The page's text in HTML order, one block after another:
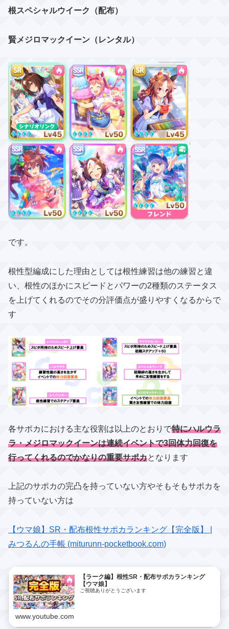
根スペシャルウイーク（配布）
賢メジロマックイーン（レンタル）
です。
根性型編成にした理由としては根性練習は他の練習と違
い、根性のほかにスピードとパワーの2種類のステータス
を上げてくれるのでその分評価点が盛りやすくなるからで
す
各サポカにおける主な役割は以上のとおりで特にハルウラ
ラ・メジロマックイーンは連続イベントで3回体力回復を
行ってくれるのでかなりの重要サポカとなります
上記のサポカの完凸を持っていない方やそもそもサポカを
持っていない方は
【ウマ娘】SR・配布根性サポカランキング【完全版】 |
みつるんの手帳 (miturunn-pocketbook.com)
【ラーク編】根性SR・配布サポカランキング
【ウマ娘】
ご視聴ありがとうございます
www.youtube.com